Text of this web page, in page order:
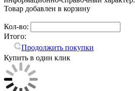
Товар добавлен в корзину
Кол-во:
Итого:
Продолжить покупки
Купить в один клик